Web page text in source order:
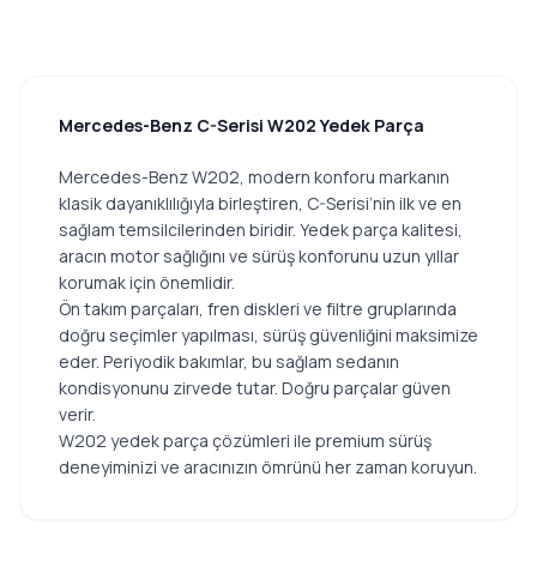
Mercedes-Benz C-Serisi W202 Yedek Parça
Mercedes-Benz W202, modern konforu markanın
klasik dayanıklılığıyla birleştiren, C-Serisi’nin ilk ve en
sağlam temsilcilerinden biridir. Yedek parça kalitesi,
aracın motor sağlığını ve sürüş konforunu uzun yıllar
korumak için önemlidir.
Ön takım parçaları, fren diskleri ve filtre gruplarında
doğru seçimler yapılması, sürüş güvenliğini maksimize
eder. Periyodik bakımlar, bu sağlam sedanın
kondisyonunu zirvede tutar. Doğru parçalar güven
verir.
W202 yedek parça çözümleri ile premium sürüş
deneyiminizi ve aracınızın ömrünü her zaman koruyun.